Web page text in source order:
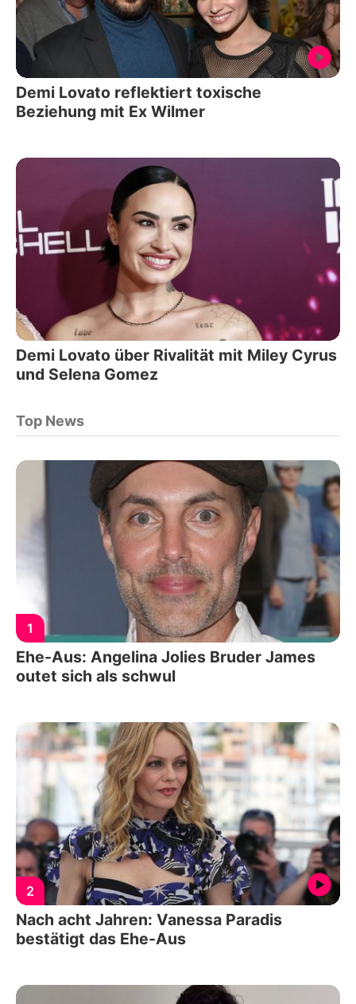
Demi Lovato reflektiert toxische
Beziehung mit Ex Wilmer
Demi Lovato über Rivalität mit Miley Cyrus
und Selena Gomez
Top News
1
Ehe-Aus: Angelina Jolies Bruder James
outet sich als schwul
2
Nach acht Jahren: Vanessa Paradis
bestätigt das Ehe-Aus